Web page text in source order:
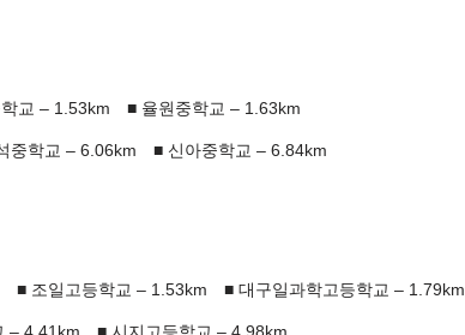
교 – 1.53km 율원중학교 – 1.63km
중학교 – 6.06km 신아중학교 – 6.84km
조일고등학교 – 1.53km 대구일과학고등학교 – 1.79km